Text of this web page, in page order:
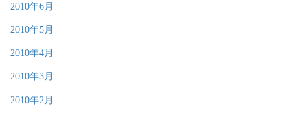
2010年6月
2010年5月
2010年4月
2010年3月
2010年2月